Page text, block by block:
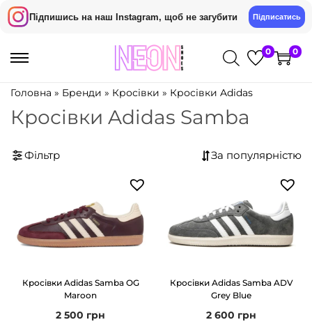
Підпишись на наш Instagram, щоб не загубити Підписатись
П
е
П
е
0 0
Головна » Бренди » Кросівки » Кросівки Adidas
Кросівки Adidas Samba
Фільтр
Кросівки Adidas Samba OG
Maroon
2 500 грн
Кросівки Adidas Samba ADV
Grey Blue
2 600 грн